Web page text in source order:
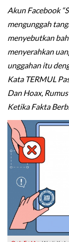
Akun Facebook
mengunggah
menyebutkan
menyerahkan
unggahan itu
Kata TERMUL
Dan Hoax,
Ketika Fakta